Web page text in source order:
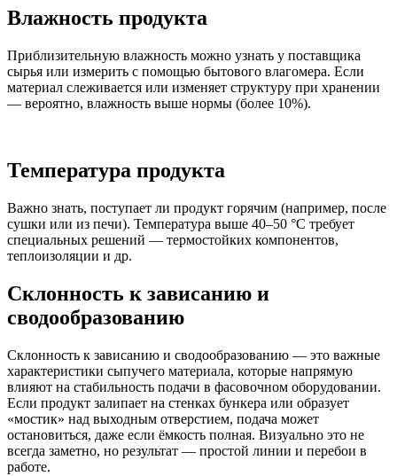
Влажность продукта
Приблизительную влажность можно узнать у поставщика
сырья или измерить с помощью бытового влагомера. Если
материал слеживается или изменяет структуру при хранении
— вероятно, влажность выше нормы (более 10%).
Температура продукта
Важно знать, поступает ли продукт горячим (например, после
сушки или из печи). Температура выше 40–50 °C требует
специальных решений — термостойких компонентов,
теплоизоляции и др.
Склонность к зависанию и
сводообразованию
Склонность к зависанию и сводообразованию — это важные
характеристики сыпучего материала, которые напрямую
влияют на стабильность подачи в фасовочном оборудовании.
Если продукт залипает на стенках бункера или образует
«мостик» над выходным отверстием, подача может
остановиться, даже если ёмкость полная. Визуально это не
всегда заметно, но результат — простой линии и перебои в
работе.